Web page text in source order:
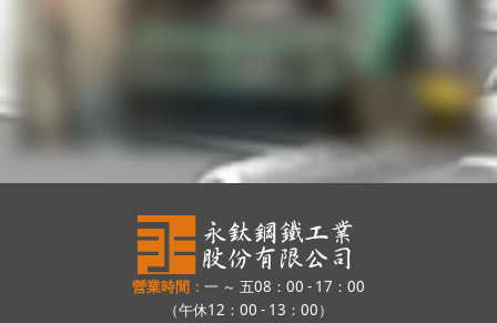
營業時間： 一 ～ 五08：00 - 17：00
（午休12：00 - 13：00）